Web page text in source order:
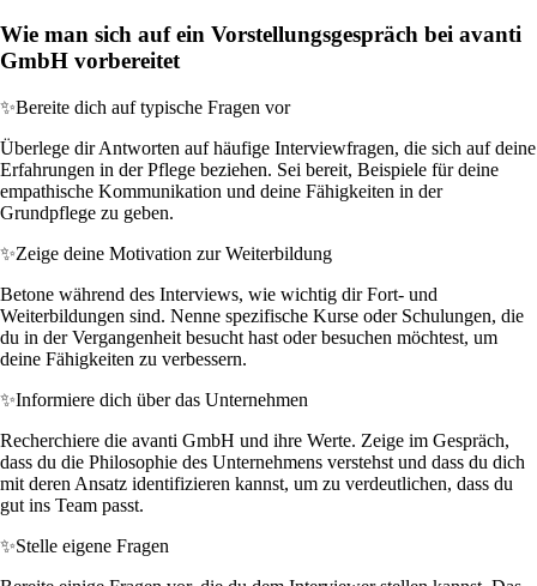
Wie man sich auf ein Vorstellungsgespräch bei avanti
GmbH vorbereitet
✨Bereite dich auf typische Fragen vor
Überlege dir Antworten auf häufige Interviewfragen, die sich auf deine
Erfahrungen in der Pflege beziehen. Sei bereit, Beispiele für deine
empathische Kommunikation und deine Fähigkeiten in der
Grundpflege zu geben.
✨Zeige deine Motivation zur Weiterbildung
Betone während des Interviews, wie wichtig dir Fort- und
Weiterbildungen sind. Nenne spezifische Kurse oder Schulungen, die
du in der Vergangenheit besucht hast oder besuchen möchtest, um
deine Fähigkeiten zu verbessern.
✨Informiere dich über das Unternehmen
Recherchiere die avanti GmbH und ihre Werte. Zeige im Gespräch,
dass du die Philosophie des Unternehmens verstehst und dass du dich
mit deren Ansatz identifizieren kannst, um zu verdeutlichen, dass du
gut ins Team passt.
✨Stelle eigene Fragen